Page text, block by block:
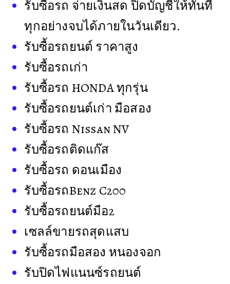
รับซื้อรถ จ่ายเงินสด ปิดบัญชีให้ทันที
ทุกอย่างจบได้ภายในวันเดียว.
รับซื้อรถยนต์ ราคาสูง
รับซื้อรถเก่า
รับซื้อรถ HONDA ทุกรุ่น
รับซื้อรถยนต์เก่า มือสอง
รับซื้อรถ Nissan NV
รับซื้อรถติดแก๊ส
รับซื้อรถ ดอนเมือง
รับซื้อรถBenz C200
รับซื้อรถยนต์มือ2
เซลล์ขายรถสุดแสบ
รับซื้อรถมือสอง หนองจอก
รับปิดไฟแนนซ์รถยนต์